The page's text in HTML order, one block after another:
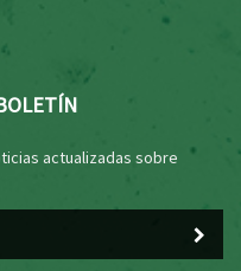
actualizadas sobre